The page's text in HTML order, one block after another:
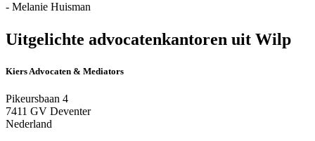
- Melanie Huisman
Uitgelichte advocatenkantoren uit Wilp
Kiers Advocaten & Mediators
Pikeursbaan 4
7411 GV Deventer
Nederland